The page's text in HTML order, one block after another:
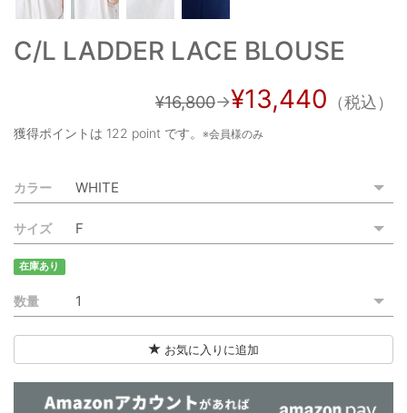
お買い物カゴ
ご利用ガイド
ご利用規約
C/L LADDER LACE BLOUSE
¥16,800→¥13,440 （税込）
獲得ポイントは 122 point です。 ※会員様のみ
カラー
サイズ
在庫あり
数量
お気に入りに追加